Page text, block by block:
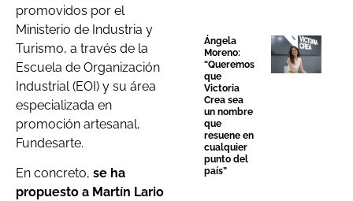
promovidos por el
Ministerio de Industria y
Turismo, a través de la
Escuela de Organización
Industrial (EOI) y su área
especializada en
promoción artesanal,
Fundesarte.
En concreto, se ha
propuesto a Martín Lario
Ángela
Moreno:
“Queremos
que
Victoria
Crea sea
un nombre
que
resuene en
cualquier
punto del
país”